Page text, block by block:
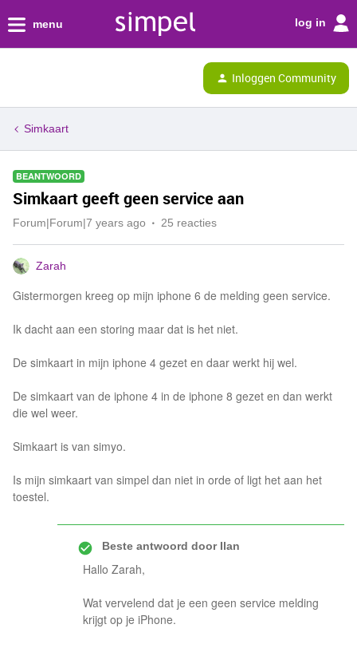
menu log in
Inloggen Community
Simkaart
BEANTWOORD
Simkaart geeft geen service aan
Forum|Forum|7 years ago 25 reacties
Zarah
Gistermorgen kreeg op mijn iphone 6 de melding geen service.
Ik dacht aan een storing maar dat is het niet.
De simkaart in mijn iphone 4 gezet en daar werkt hij wel.
De simkaart van de iphone 4 in de iphone 8 gezet en dan werkt
die wel weer.
Simkaart is van simyo.
Is mijn simkaart van simpel dan niet in orde of ligt het aan het
toestel.
Beste antwoord doorIlan
Hallo Zarah,
Wat vervelend dat je een geen service melding
krijgt op je iPhone.